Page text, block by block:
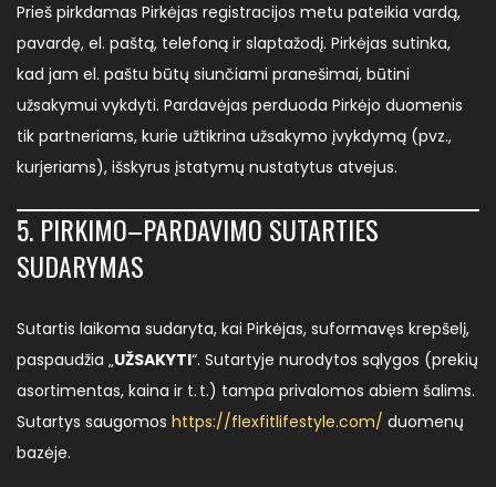
Prieš pirkdamas Pirkėjas registracijos metu pateikia vardą,
pavardę, el. paštą, telefoną ir slaptažodį. Pirkėjas sutinka,
kad jam el. paštu būtų siunčiami pranešimai, būtini
užsakymui vykdyti. Pardavėjas perduoda Pirkėjo duomenis
tik partneriams, kurie užtikrina užsakymo įvykdymą (pvz.,
kurjeriams), išskyrus įstatymų nustatytus atvejus.
5. PIRKIMO–PARDAVIMO SUTARTIES
SUDARYMAS
Sutartis laikoma sudaryta, kai Pirkėjas, suformavęs krepšelį,
paspaudžia „UŽSAKYTI“. Sutartyje nurodytos sąlygos (prekių
asortimentas, kaina ir t. t.) tampa privalomos abiem šalims.
Sutartys saugomos https://flexfitlifestyle.com/ duomenų
bazėje.